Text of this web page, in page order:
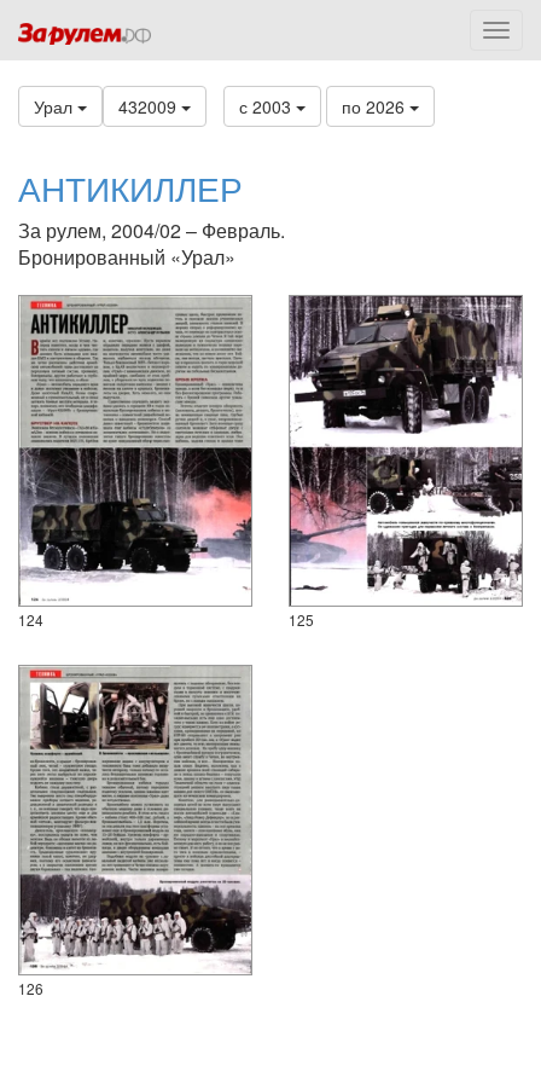
Урал 432009 с 2003 по 2026
АНТИКИЛЛЕР
За рулем, 2004/02 – Февраль.
Бронированный «Урал»
124 125
126